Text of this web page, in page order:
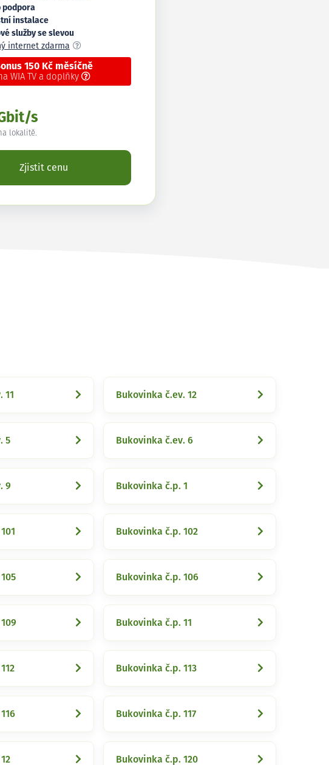
podpora
instalace
služby se slevou
internet zdarma
150 Kč měsíčně
WIA TV a doplňky
s
lokalitě.
Zjistit cenu
11 Bukovinka č.ev. 12
5 Bukovinka č.ev. 6
9 Bukovinka č.p. 1
Bukovinka č.p. 102
Bukovinka č.p. 106
Bukovinka č.p. 11
Bukovinka č.p. 113
Bukovinka č.p. 117
Bukovinka č.p. 120